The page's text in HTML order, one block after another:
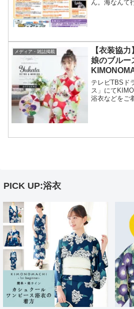
ん。海なんて
メディア・雑誌掲載
【衣装協
娘のブル
浴衣をご着
テレビTBSド
ス」にて
浴衣などをご
PICK UP:浴衣